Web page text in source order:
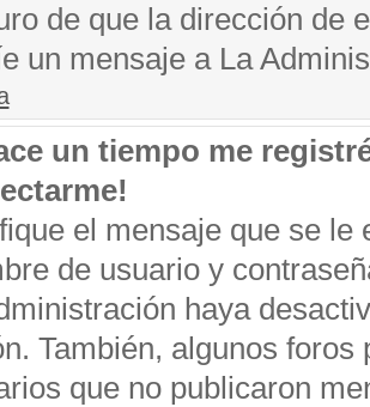
de que la dirección de
un mensaje a La
un tiempo me
el mensaje que se
de usuario y
haya
También, algunos
que no publicaron